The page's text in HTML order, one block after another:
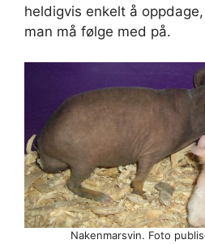
heldigvis enkelt å
man må følge med på.
Nakenmarsvin. Foto